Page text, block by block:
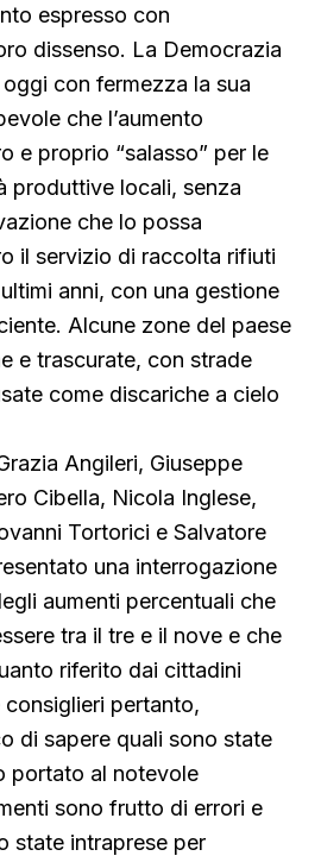
espresso con
dissenso. La Democrazia
con fermezza la sua
che l’aumento
e proprio “salasso” per le
produttive locali, senza
che lo possa
il servizio di raccolta rifiuti
anni, con una gestione
Alcune zone del paese
e trascurate, con strade
come discariche a cielo
Angileri, Giuseppe
Cibella, Nicola Inglese,
Tortorici e Salvatore
una interrogazione
aumenti percentuali che
tra il tre e il nove e che
riferito dai cittadini
pertanto,
di sapere quali sono state
portato al notevole
sono frutto di errori e
state intraprese per